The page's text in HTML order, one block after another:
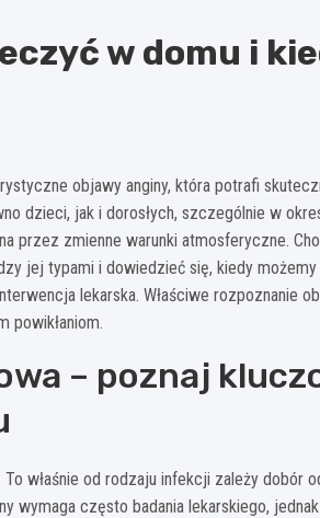
w domu i
objawy anginy, która potrafi
dzieci, jak i dorosłych, szczególnie w
przez zmienne warunki atmosferyczne.
jej typami i dowiedzieć się, kiedy
lekarska. Właściwe rozpoznanie
powikłaniom.
– poznaj
właśnie od rodzaju infekcji zależy dobór
wymaga często badania lekarskiego,